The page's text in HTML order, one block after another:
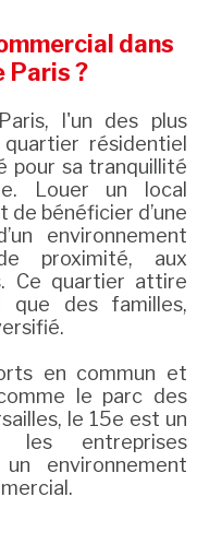
dans
Paris ?
l'un des plus
résidentiel
pour sa tranquillité
Louer un local
de bénéficier d’une
environnement
proximité, aux
Ce quartier attire
que des familles,
en commun et
le parc des
le 15e est un
les entreprises
environnement